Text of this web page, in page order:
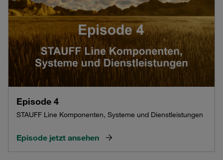
Episode 4
STAUFF Line Komponenten, Systeme und Dienstleistungen
Episode jetzt ansehen